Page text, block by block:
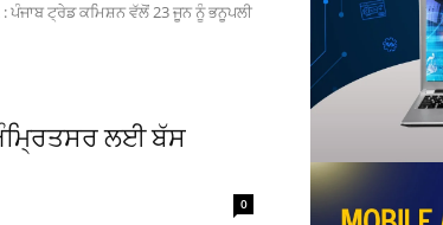
ਪੰਜਾਬ ਟ੍ਰੇਡ ਕਮਿਸ਼ਨ ਵੱਲੋਂ 23 ਜੂਨ ਨੂੰ ਭਨੂਪਲੀ
ਲਈ ਬੱਸ
0